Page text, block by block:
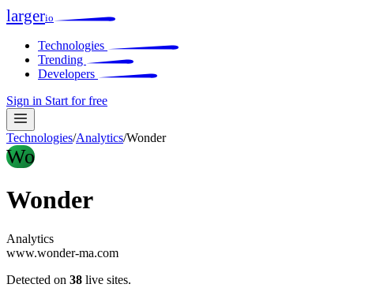
largerio
Technologies
Trending
Developers
Sign in Start for free
Technologies/Analytics/Wonder
Wo
Wonder
Analytics
www.wonder-ma.com
Detected on 38 live sites.